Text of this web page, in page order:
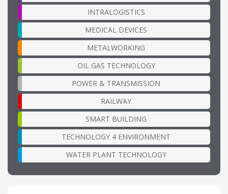
INTRALOGISTICS
MEDICAL DEVICES
METALWORKING
OIL GAS TECHNOLOGY
POWER & TRANSMISSION
RAILWAY
SMART BUILDING
TECHNOLOGY 4 ENVIRONMENT
WATER PLANT TECHNOLOGY